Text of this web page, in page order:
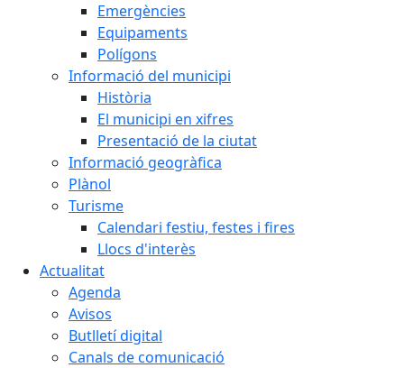
Emergències
Equipaments
Polígons
Informació del municipi
Història
El municipi en xifres
Presentació de la ciutat
Informació geogràfica
Plànol
Turisme
Calendari festiu, festes i fires
Llocs d'interès
Actualitat
Agenda
Avisos
Butlletí digital
Canals de comunicació